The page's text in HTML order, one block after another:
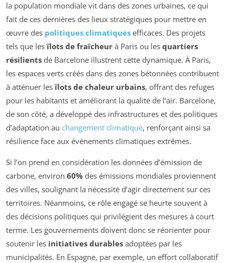
la population mondiale vit dans des zones urbaines, ce qui
fait de ces dernières des lieux stratégiques pour mettre en
œuvre des politiques climatiques efficaces. Des projets
tels que lesîlots de fraîcheur à Paris ou les quartiers
résilients de Barcelone illustrent cette dynamique. À Paris,
les espaces verts créés dans des zones bétonnées contribuent
à atténuer lesîlots de chaleur urbains, offrant des refuges
pour les habitants et améliorant la qualité de l’air. Barcelone,
de son côté, a développé des infrastructures et des politiques
d’adaptation au changement climatique, renforçant ainsi sa
résilience face aux événements climatiques extrêmes.
Si l’on prend en considération les données d’émission de
carbone, environ 60% des émissions mondiales proviennent
des villes, soulignant la nécessité d’agir directement sur ces
territoires. Néanmoins, ce rôle engagé se heurte souvent à
des décisions politiques qui privilégient des mesures à court
terme. Les gouvernements doivent donc se réorienter pour
soutenir les initiatives durables adoptées par les
municipalités. En Espagne, par exemple, un effort collaboratif